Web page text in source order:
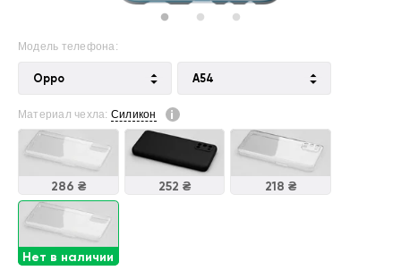
Модель телефона:
Oppo A54
Материал чехла: Силикон
286 ₴ 252 ₴ 218 ₴
Нет в наличии